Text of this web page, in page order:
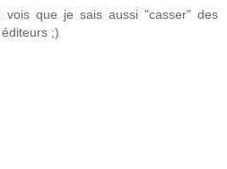
vois que je sais aussi "casser" des
;)